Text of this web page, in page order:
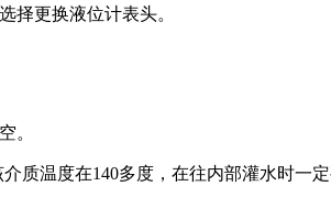
择更换液位计表头。
。
质温度在140多度，在往内部灌水时一